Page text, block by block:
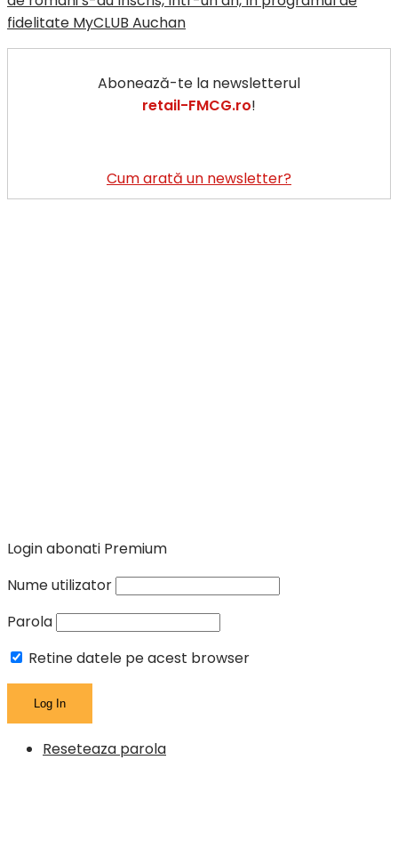
fidelitate MyCLUB Auchan
Abonează-te la newsletterul
retail-FMCG.ro!
Cum arată un newsletter?
Login abonati Premium
Nume utilizator
Parola
Retine datele pe acest browser
Reseteaza parola